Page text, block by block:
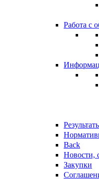
Работа с
Back
Новости,
Закупки